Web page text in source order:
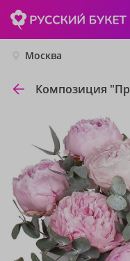
Москва
Композиция